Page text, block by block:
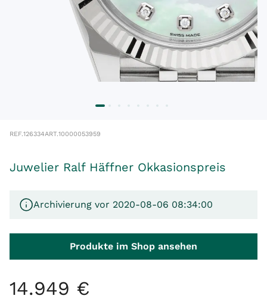
REF.126334ART.10000053959
Juwelier Ralf Häffner Okkasionspreis
Archivierung vor 2020-08-06 08:34:00
Produkte im Shop ansehen
14.949 €